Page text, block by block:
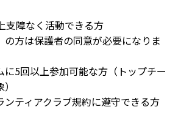
支障なく活動できる方
方は保護者の同意が必要になりま
に5回以上参加可能な方（トップチー
ンティアクラブ規約に遵守できる方